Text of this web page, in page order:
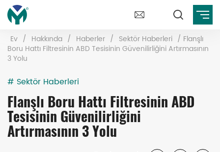
Ev / Hakkında / Haberler / Sektör Haberleri / Flanşlı
Boru Hattı Filtresinin ABD Tesisinin Güvenilirliğini Artırmasının
3 Yolu
# Sektör Haberleri
Flanşlı Boru Hattı Filtresinin ABD
Tesisinin Güvenilirliğini
Artırmasının 3 Yolu